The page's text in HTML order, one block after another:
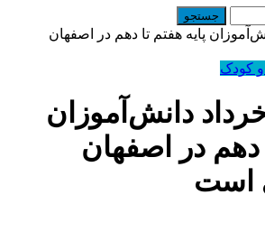
و کودک
دانش‌آموزان
دهم در اصفهان
است